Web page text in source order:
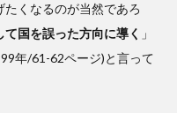
くなるのが当然であろ
国を誤った方向に導く 」
年/61-62ページ)と言って